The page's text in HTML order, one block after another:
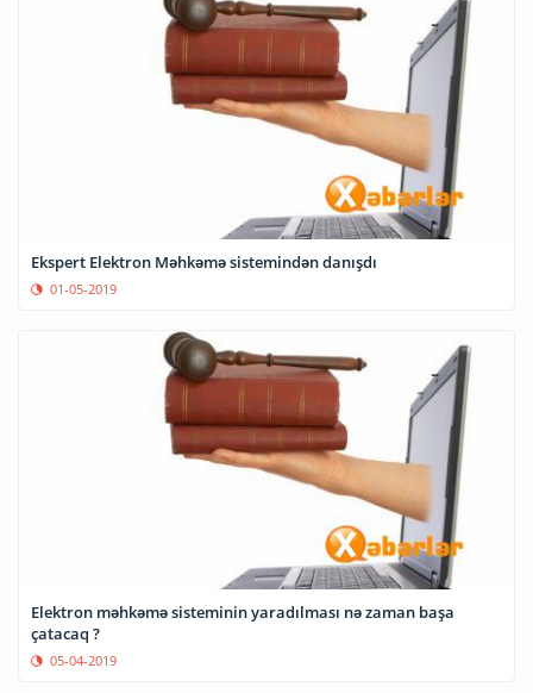
Ekspert Elektron Məhkəmə sistemindən danışdı
01-05-2019
Elektron məhkəmə sisteminin yaradılması nə zaman başa
çatacaq ?
05-04-2019